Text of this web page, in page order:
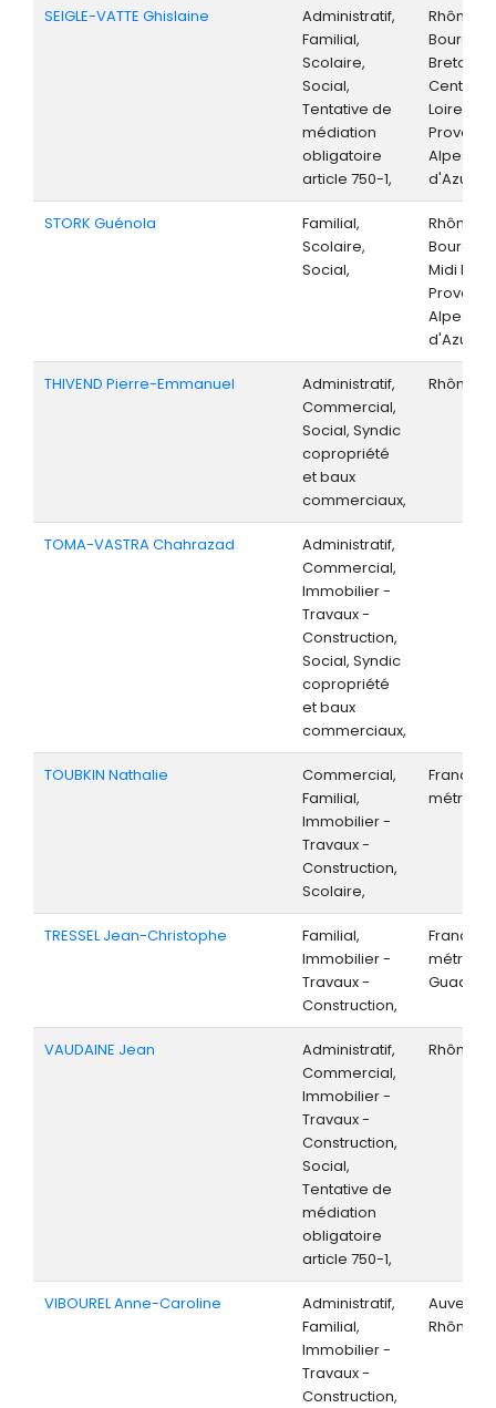
SEIGLE-VATTE Ghislaine
Administratif,
Familial,
Scolaire,
Social,
Tentative de
médiation
obligatoire
article 750-1,
Rhône-
Centre-
Loire,
Alpes-
d'Azur,
STORK Guénola
Familial,
Scolaire,
Social,
Rhône-
Midi
Alpes-
d'Azur,
THIVEND Pierre-Emmanuel
Administratif,
Commercial,
Social, Syndic
copropriété
et baux
commerciaux,
Rhône-
TOMA-VASTRA Chahrazad
Administratif,
Commercial,
Immobilier -
Travaux -
Construction,
Social, Syndic
copropriété
et baux
commerciaux,
TOUBKIN Nathalie
Commercial,
Familial,
Immobilier -
Travaux -
Construction,
Scolaire,
France
TRESSEL Jean-Christophe
Familial,
Immobilier -
Travaux -
Construction,
France
VAUDAINE Jean
Administratif,
Commercial,
Immobilier -
Travaux -
Construction,
Social,
Tentative de
médiation
obligatoire
article 750-1,
Rhône-
VIBOUREL Anne-Caroline
Administratif,
Familial,
Immobilier -
Travaux -
Construction,
Rhône-